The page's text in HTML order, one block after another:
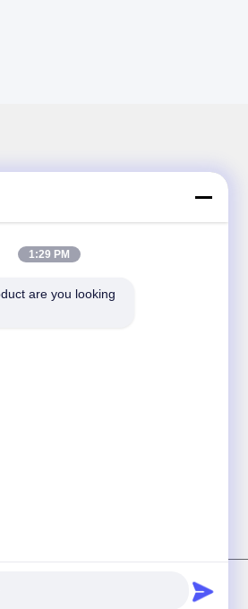
бюллетень
чтобы получать скидки и
HX Fiber Technology Co., Ltd
1:29 PM
are you looking